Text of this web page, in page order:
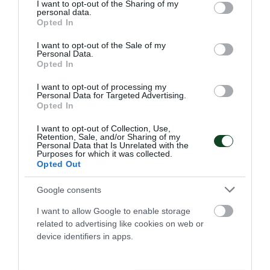
not limited to your visit or usage behaviour. You may click to
grant or deny consent to Google and its third-party tags to
use your data for below specified purposes in below Google
consent section.
I want to opt-out of the Sharing of my
personal data.
Opted In
I want to opt-out of the Sale of my
Personal Data.
Opted In
I want to opt-out of processing my
Personal Data for Targeted Advertising.
Opted In
I want to opt-out of Collection, Use,
Retention, Sale, and/or Sharing of my
Personal Data that Is Unrelated with the
Purposes for which it was collected.
Opted Out
Google consents
I want to allow Google to enable storage
related to advertising like cookies on web or
device identifiers in apps.
26.06.2026 ΚΟΛΥΜΒΗΣΗ
ΤΕΛΕΥΤΑΙΑ ΝΕΑ
Τρεις φορές πρώτοι σκόρερ στην